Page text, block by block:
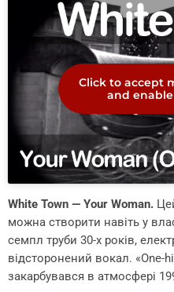
Click to accept
and
White Town — Your Woman.
можна створити навіть у
семпл труби 30-х років,
відсторонений вокал. «One-
закарбувався в атмосфері